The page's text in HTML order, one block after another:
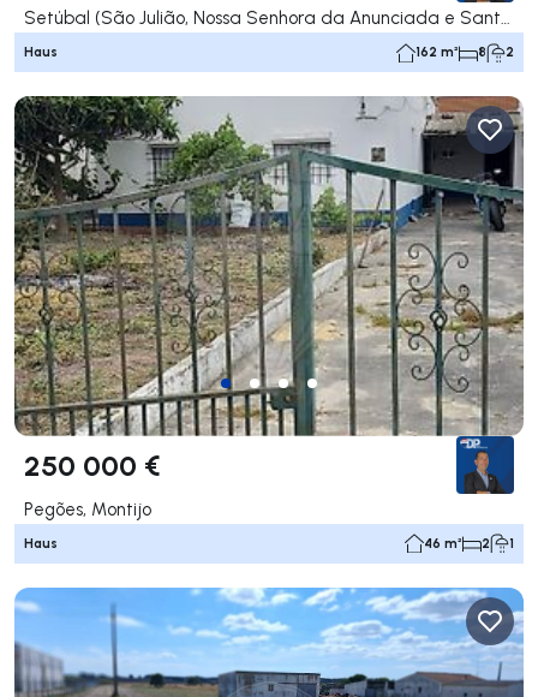
Setúbal (São Julião, Nossa Senhora da Anunciada e Santa Maria da Graça), Setúbal
Haus 162 m² 8 2
250 000 €
Pegões, Montijo
Haus 46 m² 2 1